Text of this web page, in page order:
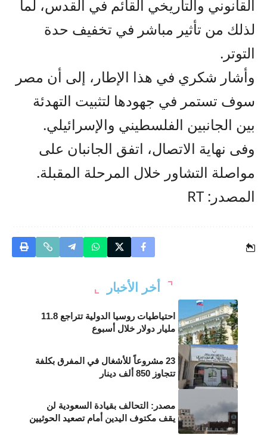
القانوني والتاريخي القائم في القدس، لما
لذلك من تأثير مباشر في تخفيف حدة
التوتر.
وأشار شكري في هذا الإطار، إلى أن مصر
سوف تستمر في جهودها لتثبيت التهدئة
بين الجانبين الفلسطيني والإسرائيلي.
وفى نهاية الاتصال، اتفق الجانبان على
مواصلة التشاور خلال المرحلة المقبلة.
المصدر: RT
أخر الأخبار
احتياطيات روسيا الدولية تتراجع 11.8
مليار دولار خلال أسبوع
23 مشروعاً للأشغال في المفرق بكلفة
تتجاوز 850 ألف دينار
مصدر: التحالف بقيادة السعودية لن
يقف مكتوف اليدين أمام تصعيد الحوثيين